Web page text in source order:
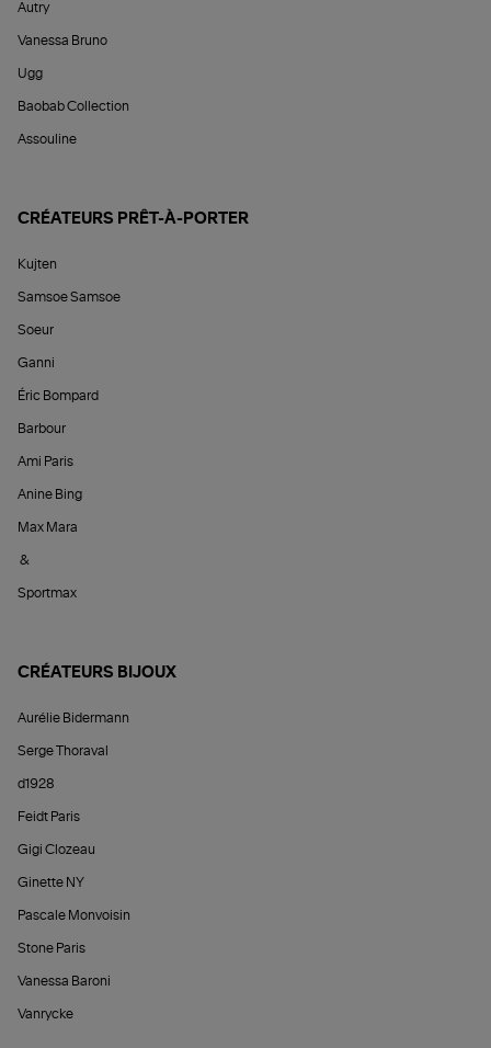
Autry
Vanessa Bruno
Ugg
Baobab Collection
Assouline
CRÉATEURS PRÊT-À-PORTER
Kujten
Samsoe Samsoe
Soeur
Ganni
Éric Bompard
Barbour
Ami Paris
Anine Bing
Max Mara
&
Sportmax
CRÉATEURS BIJOUX
Aurélie Bidermann
Serge Thoraval
d1928
Feidt Paris
Gigi Clozeau
Ginette NY
Pascale Monvoisin
Stone Paris
Vanessa Baroni
Vanrycke